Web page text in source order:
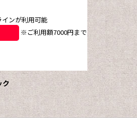
インが利用可能
※ご利用額7000円まで
ク